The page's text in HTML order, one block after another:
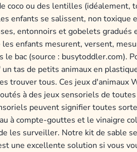
coco ou des lentilles (idéalement,
enfants se salissent, non toxique
entonnoirs et gobelets gradués
enfants mesurent, versent,
bac (source : busytoddler.com).
tas de petits animaux en
trouver tous. Ces jeux d'animaux
à des jeux sensoriels de
peuvent signifier toutes
à compte-gouttes et le vinaigre
les surveiller. Notre kit de sable
une excellente solution si vous